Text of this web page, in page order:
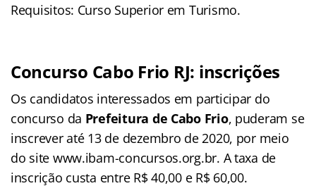
Requisitos: Curso Superior em Turismo.
Concurso Cabo Frio RJ: inscrições
Os candidatos interessados em participar do
concurso da Prefeitura de Cabo Frio, puderam se
inscrever até 13 de dezembro de 2020, por meio
do site www.ibam-concursos.org.br. A taxa de
inscrição custa entre R$ 40,00 e R$ 60,00.